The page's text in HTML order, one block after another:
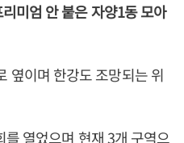
미엄 안 붙은 자양1동 모아
옆이며 한강도 조망되는 위
열었으며 현재 3개 구역으